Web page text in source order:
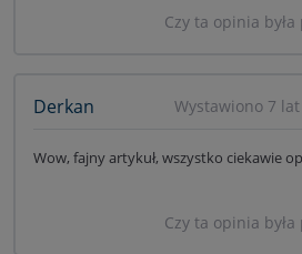
Czy ta opinia była
Derkan Wystawiono 7
Wow, fajny artykuł, wszystko ciekawie
Czy ta opinia była